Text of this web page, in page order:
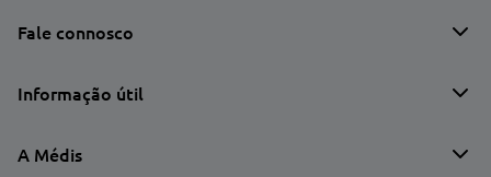
Fale connosco
Informação útil
A Médis